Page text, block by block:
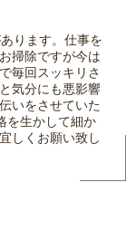
ります。仕事を
掃除ですが今は
毎回スッキリさ
気分にも悪影響
いをさせていた
を生かして細か
しくお願い致し